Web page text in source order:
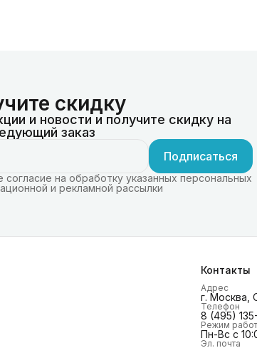
скидку
и новости и получите скидку на
заказ
Подписаться
на обработку указанных персональных
и рекламной рассылки
Контакты
Адрес
г. Москва,
Телефон
8 (495)
Режим
Пн-Вс с
Эл. почта